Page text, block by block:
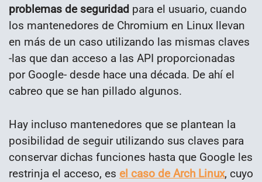
problemas de seguridad para el usuario, cuando
los mantenedores de Chromium en Linux llevan
en más de un caso utilizando las mismas claves
-las que dan acceso a las API proporcionadas
por Google- desde hace una década. De ahí el
cabreo que se han pillado algunos.
Hay incluso mantenedores que se plantean la
posibilidad de seguir utilizando sus claves para
conservar dichas funciones hasta que Google les
restrinja el acceso, es el caso de Arch Linux, cuyo